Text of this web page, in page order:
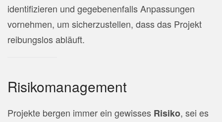
identifizieren und gegebenenfalls Anpassungen
vornehmen, um sicherzustellen, dass das Projekt
reibungslos abläuft.
Risikomanagement
Projekte bergen immer ein gewisses Risiko, sei es